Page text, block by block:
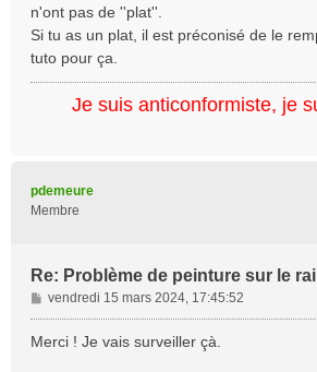
n'ont pas de ''plat''.
Si tu as un plat, il est préconisé de le
tuto pour ça.
Je suis anticonformiste, je
pdemeure
Membre
Re: Problème de peinture sur le
M
e
s
vendredi 15 mars 2024, 17:45:52
Merci ! Je vais surveiller çà.